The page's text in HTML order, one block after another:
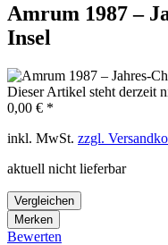
Amrum 1987 –
Insel
Dieser Artikel steht derzeit
0,00 € *
inkl. MwSt. zzgl.
aktuell nicht lieferbar
Vergleichen
Merken
Bewerten